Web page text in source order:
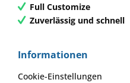
Full Customize
Zuverlässig und schnell
Informationen
Cookie-Einstellungen